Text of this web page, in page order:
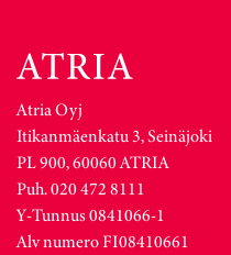
Atria Oyj
Itikanmäenkatu 3, Seinäjoki
PL 900, 60060 ATRIA
Puh. 020 472 8111
Y-Tunnus 0841066-1
Alv numero FI08410661